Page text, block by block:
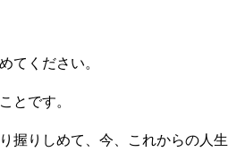
てください。
とです。
握りしめて、今、これからの人生